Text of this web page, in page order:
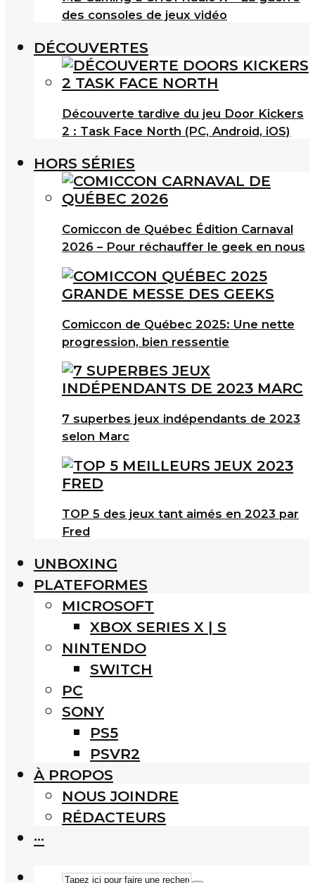
des consoles de jeux vidéo
DÉCOUVERTES
Découverte tardive du jeu Door Kickers
2 : Task Face North (PC, Android, iOS)
HORS SÉRIES
Comiccon de Québec Édition Carnaval
2026 – Pour réchauffer le geek en nous
Comiccon de Québec 2025: Une nette
progression, bien ressentie
7 superbes jeux indépendants de 2023
selon Marc
TOP 5 des jeux tant aimés en 2023 par
Fred
UNBOXING
PLATEFORMES
MICROSOFT
XBOX SERIES X | S
NINTENDO
SWITCH
PC
SONY
PS5
PSVR2
À PROPOS
NOUS JOINDRE
RÉDACTEURS
···